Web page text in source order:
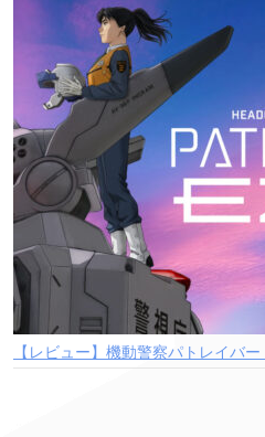
【レビュー】機動警察パトレイバ